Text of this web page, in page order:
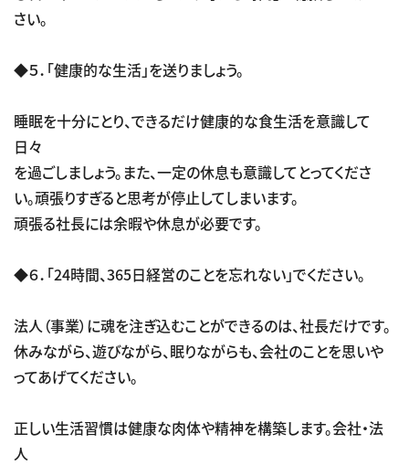
さい。
◆５．「健康的な生活」を送りましょう。
睡眠を十分にとり、できるだけ健康的な食生活を意識して
日々
を過ごしましょう。また、一定の休息も意識してとってくださ
い。頑張りすぎると思考が停止してしまいます。
頑張る社長には余暇や休息が必要です。
◆６．「24時間、365日経営のことを忘れない」でください。
法人（事業）に魂を注ぎ込むことができるのは、社長だけです。
休みながら、遊びながら、眠りながらも、会社のことを思いや
ってあげてください。
正しい生活習慣は健康な肉体や精神を構築します。会社・法
人